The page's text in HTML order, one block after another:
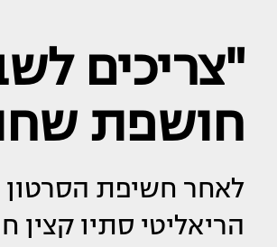
"צריכים
חושפת
לאחר חשיפת הסרטון
הריאליטי סתיו